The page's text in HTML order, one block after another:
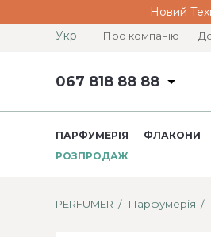
Новий
Укр
Про компанію
067 818 88 88
ПАРФУМЕРІЯ ФЛАКОНИ
РОЗПРОДАЖ
PERFUMER Парфумерія